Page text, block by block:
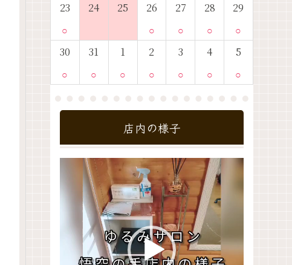
23
○
24 25 26
○
27
○
28
○
29
○
30
○
31
○
1
○
2
○
3
○
4
○
5
○
店内の様子